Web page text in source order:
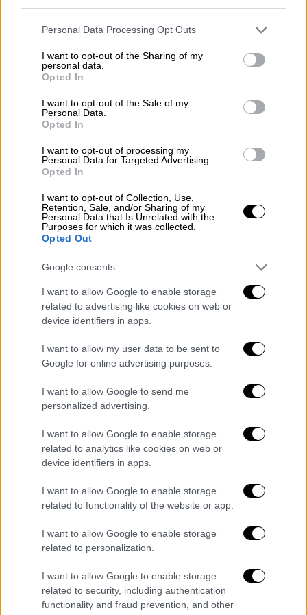
Please note that this website/app uses one or more Google
not limited to your visit or usage behaviour. You may click to
grant or deny consent to Google and its third-party tags to
use your data for below specified purposes in below Google
consent section.
Personal Data Processing Opt Outs
I want to opt-out of the Sharing of my
personal data.
Opted In
I want to opt-out of the Sale of my
Personal Data.
Opted In
I want to opt-out of processing my
Personal Data for Targeted Advertising.
Opted In
I want to opt-out of Collection, Use,
Retention, Sale, and/or Sharing of my
Personal Data that Is Unrelated with the
Purposes for which it was collected.
Opted Out
Google consents
I want to allow Google to enable storage
related to advertising like cookies on web or
device identifiers in apps.
I want to allow my user data to be sent to
Google for online advertising purposes.
I want to allow Google to send me
personalized advertising.
I want to allow Google to enable storage
related to analytics like cookies on web or
device identifiers in apps.
I want to allow Google to enable storage
related to functionality of the website or app.
I want to allow Google to enable storage
related to personalization.
I want to allow Google to enable storage
related to security, including authentication
functionality and fraud prevention, and other
θα λειτουργήσει, ειδικά τους θερινούς
μήνες, στα «όρια» του. «Κάθε χρόνο
εργαζόμενοι σε αυτό όλων των φορέων και
ειδικοτήτων. Και η φετινή χρονιά όπως όλα
δείχνουν, και εκτός απροόπτου, καθώς ο
τουρισμός όπως γνωρίζετε επηρεάζεται από
πολλούς παράγοντες, θα είναι μια καλή
χρονιά στα ίδια υψηλά επίπεδα με την
περυσινή, ίσως και με μικρή αύξηση» είπε ο
μήνες Ιούλιος-Αύγουστος εξακολουθούν να
είναι οι μήνες της κορύφωσης της κίνησης,
που δεν υπάρχουν πολλά περιθώρια αύξησης.
«Βέβαια, κάθε χρόνο αυτό λέμε άλλα μετά το
τα στατιστικά δείχνουν ότι ο επόμενος
Ιούλιος και Αύγουστος έχει κάθε χρόνο
μικρή ποσοστιαία αύξηση σε σχέση με τον
προηγούμενο, η οποία όμως σε απόλυτους
αριθμούς δεν είναι διόλου ευκαταφρόνητη.
Το 2024 είδαμε από τον Μάιο μέχρι τον
Οκτώβριο το Καζαντζάκης να υπερβαίνει τα
1 εκατ. διακινούμενους επιβάτες ανά μήνα
με κορυφή Ιούλιο και Αύγουστο που
ξεπέρασε τα 1,6 εκατ./μήνα και Ιούνιο και
Σεπτέμβριο από κοντά στα 1,4 εκατ./μήνα».
Πάντως και φέτος οι χώρες που
παραδοσιακά κρατάνε τις πρώτες θέσεις
στο Αεροδρόμιο Ηρακλείου, αναμένεται να
είναι οι ίδιες:Γερμανία, Ηνωμ. Βασίλειο και
αερολιμενάρχης Ηρακλείου, τα τελευταία
χρόνια παρατηρείται ότι και η Πολωνία